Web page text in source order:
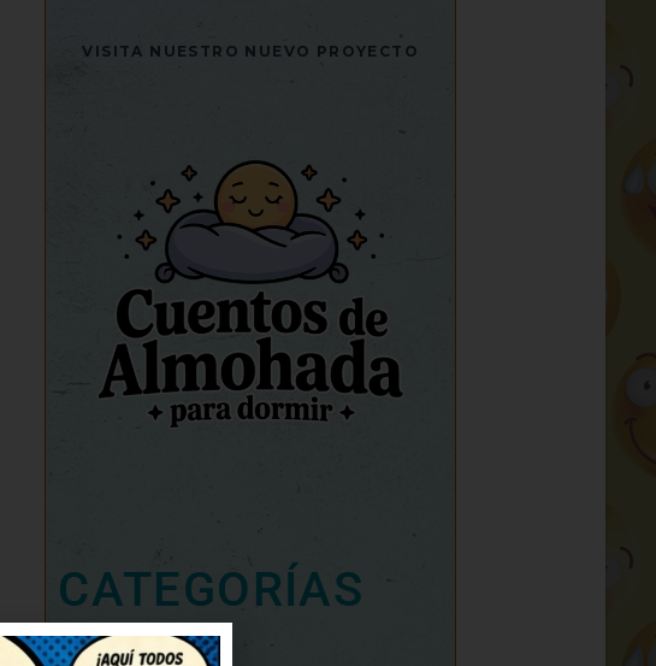
VISITA NUESTRO NUEVO PROYECTO
CATEGORÍAS